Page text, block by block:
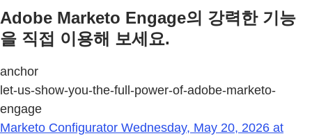
Adobe Marketo Engage의 강력한 기능
을 직접 이용해 보세요.
anchor
let-us-show-you-the-full-power-of-adobe-marketo-
engage
Marketo Configurator Wednesday, May 20, 2026 at